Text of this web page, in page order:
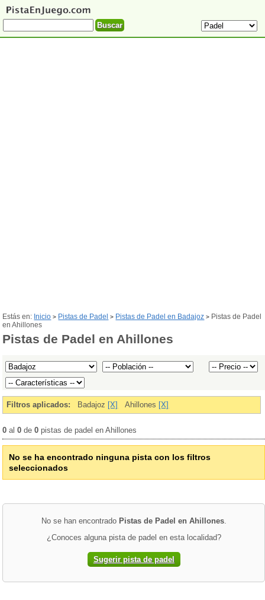
Estás en: Inicio > Pistas de Padel > Pistas de Padel en Badajoz > Pistas de Padel
en Ahillones
Pistas de Padel en Ahillones
Filtros aplicados: Badajoz [X] Ahillones [X]
0 al0 de0 pistas de padel en Ahillones
No se ha encontrado ninguna pista con los filtros
seleccionados
No se han encontrado Pistas de Padel en Ahillones.
¿Conoces alguna pista de padel en esta localidad?
Sugerir pista de padel